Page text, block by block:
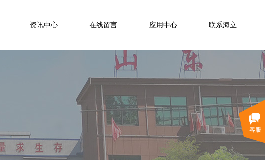
资讯中心 在线留言 应用中心 联系海立
客服